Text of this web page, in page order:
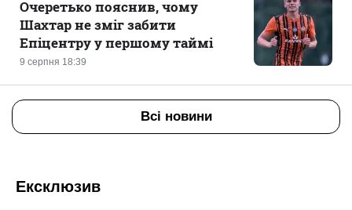
9 серпня 18:39
Очеретько пояснив, чому
Шахтар не зміг забити
Епіцентру у першому таймі
Всі новини
Ексклюзив